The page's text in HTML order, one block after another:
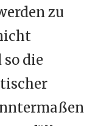
zu
die